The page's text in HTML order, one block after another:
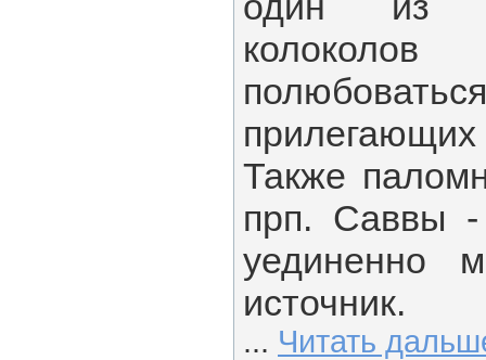
прилегающих
Также
прп. Саввы -
уединенно
источник.
... Читать